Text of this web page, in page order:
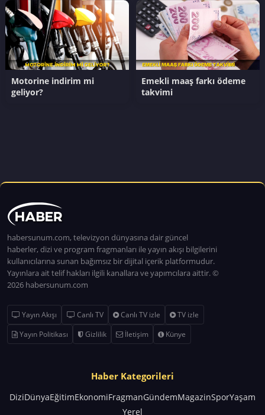
Motorine indirim mi
geliyor?
Emekli maaş farkı ödeme
takvimi
habersunum.com, televizyon dünyasına dair güncel
haberler, dizi ve program fragmanları ile yayın akışı bilgilerini
kullanıcılarına sunan bağımsız bir dijital içerik platformudur.
Yayınlara ait telif hakları ilgili kanallara ve yapımcılara aittir. ©
2026 habersunum.com
Yayın Akışı Canlı TV Canlı TV izle
TV izle
Yayın Politikası
Gizlilik İletişim Künye
Haber Kategorileri
DiziDünyaEğitimEkonomiFragmanGündemMagazinSporYaşam
Yerel